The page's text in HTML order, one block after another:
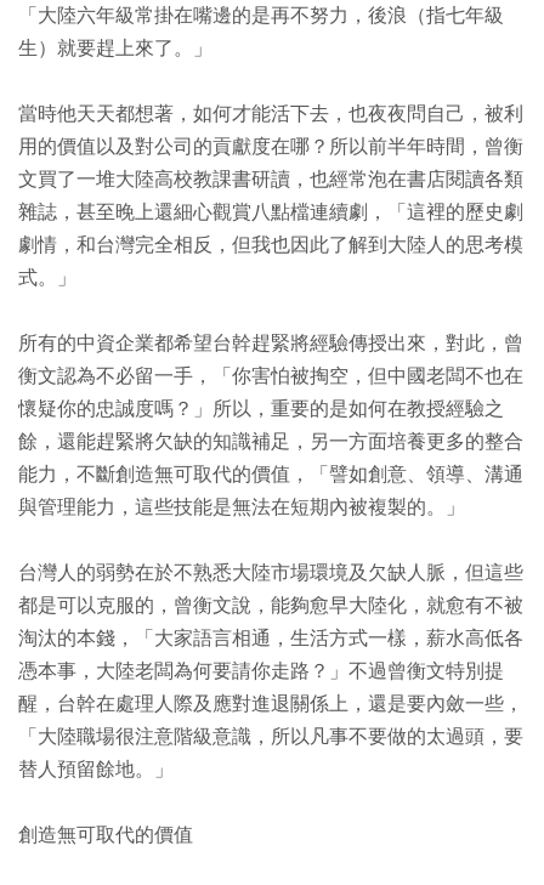
「大陸六年級常掛在嘴邊的是再不努力，後浪（指七年級
生）就要趕上來了。」
當時他天天都想著，如何才能活下去，也夜夜問自己，被利
用的價值以及對公司的貢獻度在哪？所以前半年時間，曾衡
文買了一堆大陸高校教課書研讀，也經常泡在書店閱讀各類
雜誌，甚至晚上還細心觀賞八點檔連續劇，「這裡的歷史劇
劇情，和台灣完全相反，但我也因此了解到大陸人的思考模
式。」
所有的中資企業都希望台幹趕緊將經驗傳授出來，對此，曾
衡文認為不必留一手，「你害怕被掏空，但中國老闆不也在
懷疑你的忠誠度嗎？」所以，重要的是如何在教授經驗之
餘，還能趕緊將欠缺的知識補足，另一方面培養更多的整合
能力，不斷創造無可取代的價值，「譬如創意、領導、溝通
與管理能力，這些技能是無法在短期內被複製的。」
台灣人的弱勢在於不熟悉大陸市場環境及欠缺人脈，但這些
都是可以克服的，曾衡文說，能夠愈早大陸化，就愈有不被
淘汰的本錢，「大家語言相通，生活方式一樣，薪水高低各
憑本事，大陸老闆為何要請你走路？」不過曾衡文特別提
醒，台幹在處理人際及應對進退關係上，還是要內斂一些，
「大陸職場很注意階級意識，所以凡事不要做的太過頭，要
替人預留餘地。」
創造無可取代的價值